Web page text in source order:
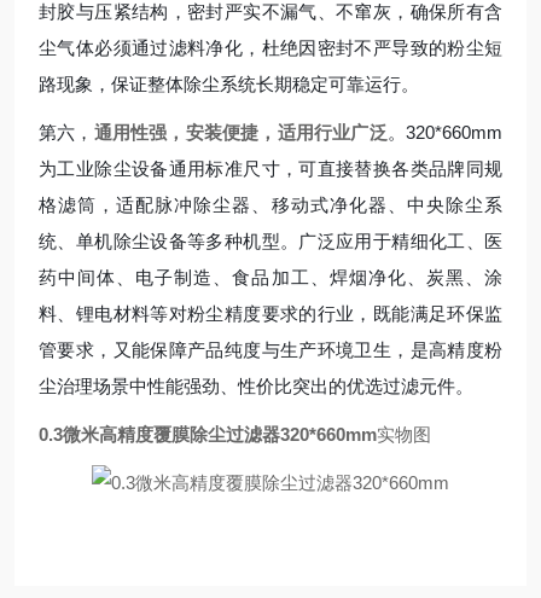
封胶与压紧结构，密封严实不漏气、不窜灰，确保所有含
尘气体必须通过滤料净化，杜绝因密封不严导致的粉尘短
路现象，保证整体除尘系统长期稳定可靠运行。
第六， 通用性强，安装便捷，适用行业广泛。320*660mm
为工业除尘设备通用标准尺寸，可直接替换各类品牌同规
格滤筒，适配脉冲除尘器、移动式净化器、中央除尘系
统、单机除尘设备等多种机型。广泛应用于精细化工、医
药中间体、电子制造、食品加工、焊烟净化、炭黑、涂
料、锂电材料等对粉尘精度要求的行业，既能满足环保监
管要求，又能保障产品纯度与生产环境卫生，是高精度粉
尘治理场景中性能强劲、性价比突出的优选过滤元件。
0.3微米高精度覆膜除尘过滤器320*660mm实物图